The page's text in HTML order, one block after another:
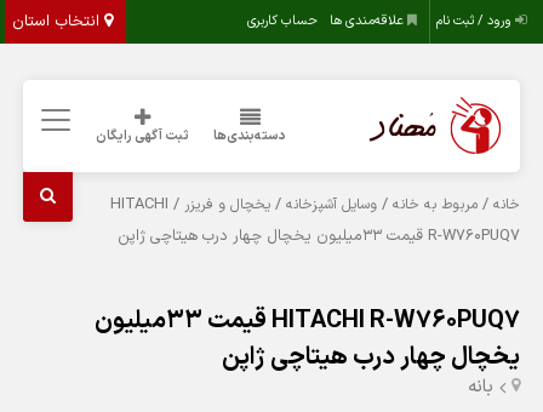
انتخاب استان ورود / ثبت نام علاقه‌مندی ها حساب کاربری
دسته‌بندی‌ها ثبت آگهی رایگان
خانه /مربوط به خانه /وسایل آشپزخانه /یخچال و فریزر
/ HITACHI
R-W760PUQ7 قیمت 33میلیون یخچال چهار درب هیتاچی ژاپن
HITACHI R-W760PUQ7 قیمت 33میلیون
یخچال چهار درب هیتاچی ژاپن
بانه